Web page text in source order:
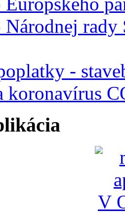
-
koronavírus